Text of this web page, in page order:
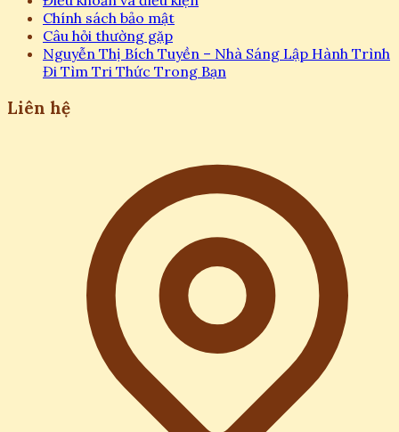
Chính sách bảo mật
Câu hỏi thường gặp
Nguyễn Thị Bích Tuyền – Nhà Sáng Lập Hành Trình
Đi Tìm Tri Thức Trong Bạn
Liên hệ